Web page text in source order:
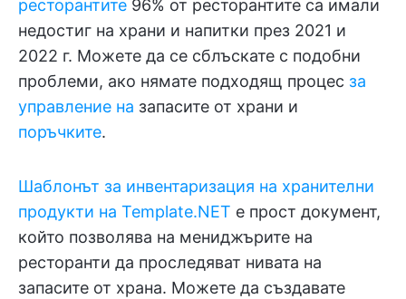
ресторантите 96% от ресторантите са имали
недостиг на храни и напитки през 2021 и
2022 г. Можете да се сблъскате с подобни
проблеми, ако нямате подходящ процес за
управление на запасите от храни и
поръчките.
Шаблонът за инвентаризация на хранителни
продукти на Template.NET е прост документ,
който позволява на мениджърите на
ресторанти да проследяват нивата на
запасите от храна. Можете да създавате